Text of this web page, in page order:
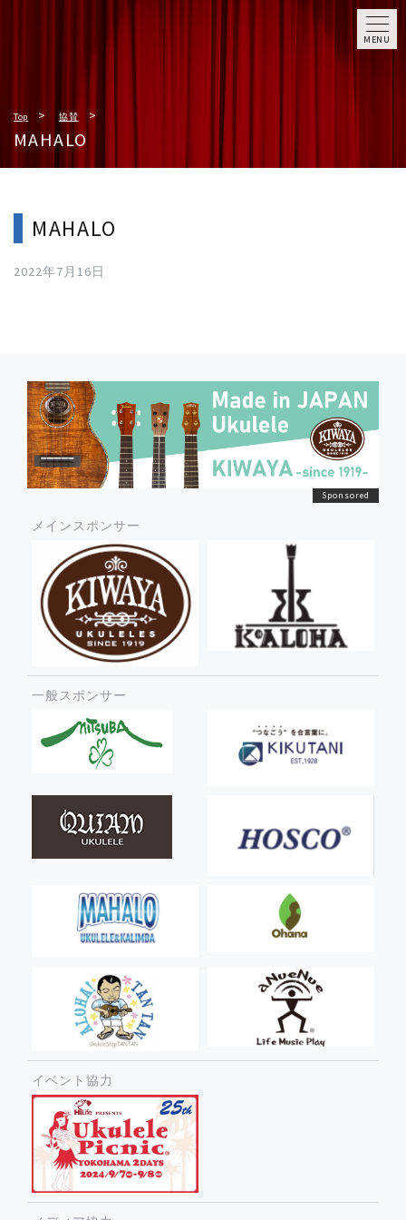
MENU
Top 協賛
MAHALO
MAHALO
2022年7月16日
メインスポンサー
一般スポンサー
イベント協力